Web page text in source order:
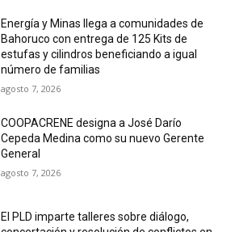
Energía y Minas llega a comunidades de
Bahoruco con entrega de 125 Kits de
estufas y cilindros beneficiando a igual
número de familias
agosto 7, 2026
COOPACRENE designa a José Darío
Cepeda Medina como su nuevo Gerente
General
agosto 7, 2026
El PLD imparte talleres sobre diálogo,